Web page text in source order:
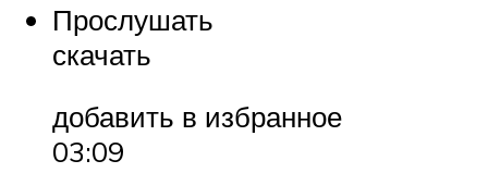
Прослушать
скачать
добавить в избранное
03:09